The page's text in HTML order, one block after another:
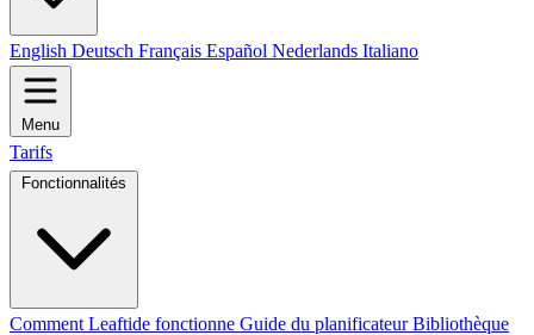
English Deutsch Français Español Nederlands Italiano
Menu
Tarifs
Fonctionnalités
Comment Leaftide fonctionne Guide du planificateurBibliothèque